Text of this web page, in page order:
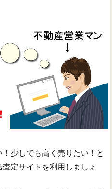
少しでも高く売りたい！と
定サイトを利用しましょ